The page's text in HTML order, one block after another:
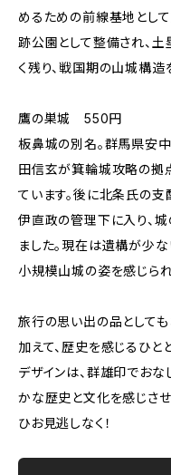
めるための前線基地とし
跡公園として整備され、土
く残り、戦国期の山城構造
鷹の巣城 550円
板鼻城の別名。群馬県安
田信玄が箕輪城攻略の拠
ています。後に北条氏の
伊直政の管理下に入り、
ました。現在は遺構が少
小規模山城の姿を感じられ
旅行の思い出の品としても
加えて、歴史を感じるひと
デザインは、群雄印でお
かな歴史と文化を感じさ
ひお見逃しなく！